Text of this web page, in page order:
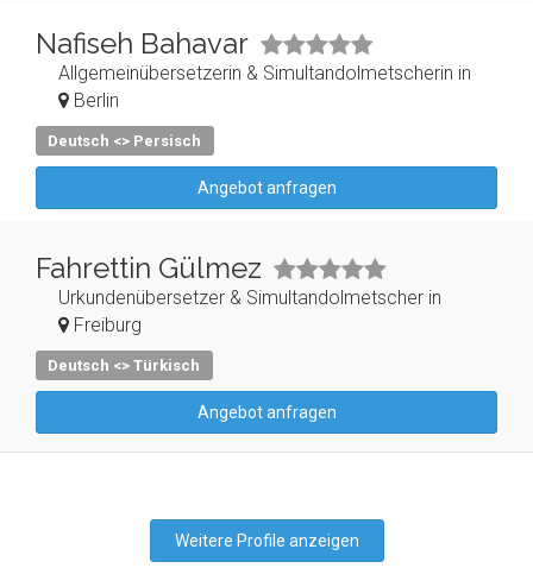
Nafiseh Bahavar
Allgemeinübersetzerin & Simultandolmetscherin in
Berlin
Deutsch <> Persisch
Angebot anfragen
Fahrettin Gülmez
Urkundenübersetzer & Simultandolmetscher in
Freiburg
Deutsch <> Türkisch
Angebot anfragen
Weitere Profile anzeigen